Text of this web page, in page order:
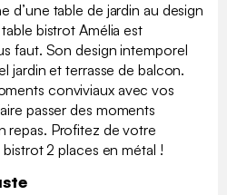
d’une table de jardin au design
bistrot Amélia est
faut. Son design intemporel
jardin et terrasse de balcon.
conviviaux avec vos
passer des moments
repas. Profitez de votre
2 places en métal !